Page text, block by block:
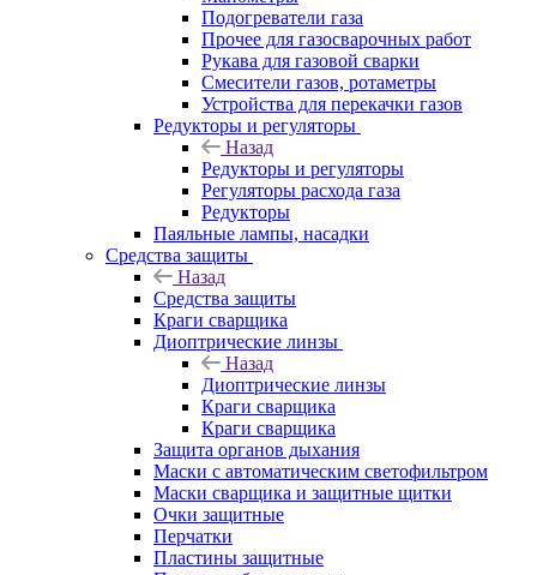
Подогреватели газа
Прочее для газосварочных работ
Рукава для газовой сварки
Смесители газов, ротаметры
Устройства для перекачки газов
Редукторы и регуляторы
Назад
Редукторы и регуляторы
Регуляторы расхода газа
Редукторы
Паяльные лампы, насадки
Средства защиты
Назад
Средства защиты
Краги сварщика
Диоптрические линзы
Назад
Диоптрические линзы
Краги сварщика
Краги сварщика
Защита органов дыхания
Маски с автоматическим светофильтром
Маски сварщика и защитные щитки
Очки защитные
Перчатки
Пластины защитные